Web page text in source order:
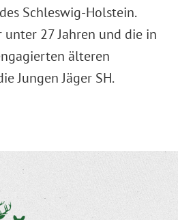
Schleswig-Holstein.
27 Jahren und die in
älteren
Jungen Jäger SH.